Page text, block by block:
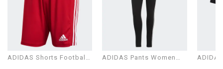
ADIDAS Shorts Football
ADIDAS Pants Women